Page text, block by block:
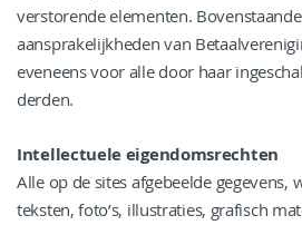
verstorende elementen.
aansprakelijkheden van
eveneens voor alle door haar
derden.
Intellectuele eigendomsrechten
Alle op de sites afgebeelde gegevens,
teksten, foto’s, illustraties, grafisch